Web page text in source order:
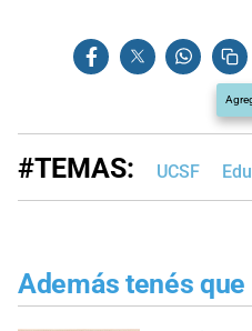
#TEMAS: UCSF
Además tenés